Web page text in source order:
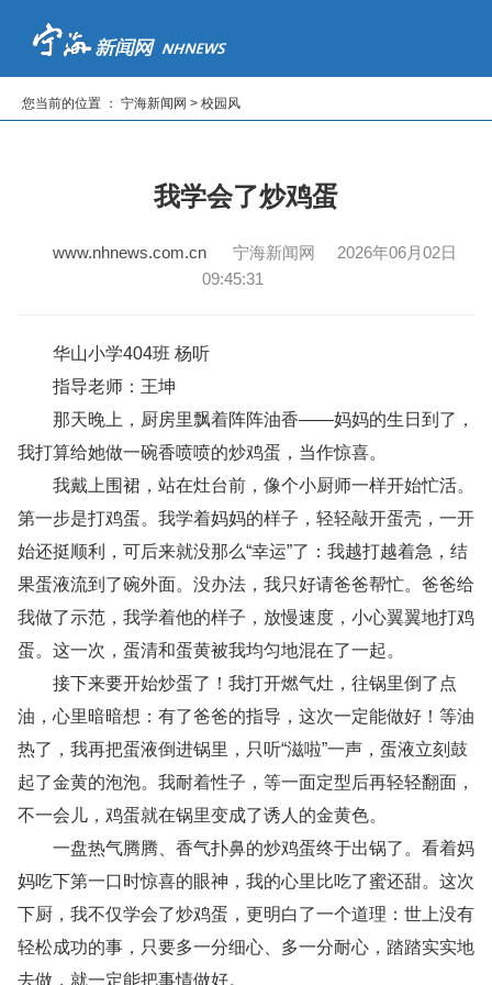
首页 | 新闻 | 专题 | 读报纸
您当前的位置 ： 宁海新闻网 > 校园风
我学会了炒鸡蛋
www.nhnews.com.cn宁海新闻网 2026年06月02日
09:45:31
华山小学404班 杨听
指导老师：王坤
那天晚上，厨房里飘着阵阵油香——妈妈的生日到了，
我打算给她做一碗香喷喷的炒鸡蛋，当作惊喜。
我戴上围裙，站在灶台前，像个小厨师一样开始忙活。
第一步是打鸡蛋。我学着妈妈的样子，轻轻敲开蛋壳，一开
始还挺顺利，可后来就没那么“幸运”了：我越打越着急，结
果蛋液流到了碗外面。没办法，我只好请爸爸帮忙。爸爸给
我做了示范，我学着他的样子，放慢速度，小心翼翼地打鸡
蛋。这一次，蛋清和蛋黄被我均匀地混在了一起。
接下来要开始炒蛋了！我打开燃气灶，往锅里倒了点
油，心里暗暗想：有了爸爸的指导，这次一定能做好！等油
热了，我再把蛋液倒进锅里，只听“滋啦”一声，蛋液立刻鼓
起了金黄的泡泡。我耐着性子，等一面定型后再轻轻翻面，
不一会儿，鸡蛋就在锅里变成了诱人的金黄色。
一盘热气腾腾、香气扑鼻的炒鸡蛋终于出锅了。看着妈
妈吃下第一口时惊喜的眼神，我的心里比吃了蜜还甜。这次
下厨，我不仅学会了炒鸡蛋，更明白了一个道理：世上没有
轻松成功的事，只要多一分细心、多一分耐心，踏踏实实地
去做，就一定能把事情做好。